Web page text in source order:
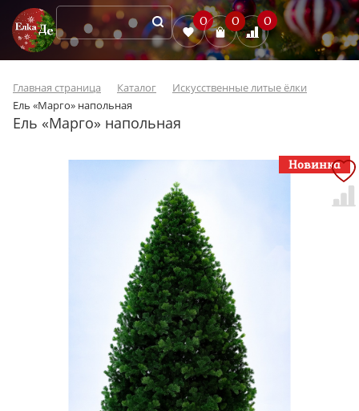
0 0 0
Главная страница Каталог
Искусственные литые ёлки
Ель «Марго» напольная
Ель «Марго» напольная
Новинка